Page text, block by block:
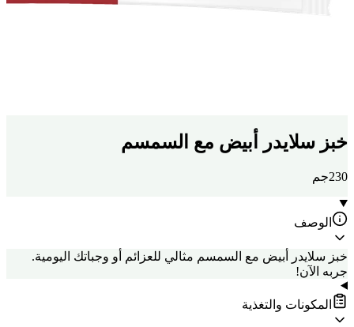
خبز سلايدر أبيض مع السمسم
230جم
الوصف
خبز سلايدر أبيض مع السمسم مثالي للعزائم أو وجباتك اليومية.
جربه الآن!
المكونات والتغذية